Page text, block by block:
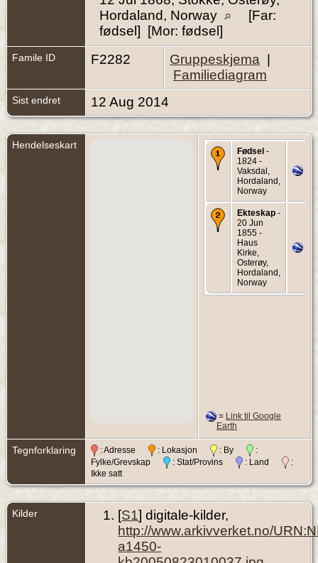
Hordaland, Norway
[Far:
fødsel] [Mor: fødsel]
Famile ID F2282 Gruppeskjema
Familiediagram
Sist endret 12 Aug 2014
Hendelseskart
Fødsel -
1824 -
Vaksdal,
Hordaland,
Norway
Ekteskap -
20 Jun
1855 -
Haus
Kirke,
Osterøy,
Hordaland,
Norway
= Link til Google
Earth
Tegnforklaring : Adresse : Lokasjon : By
:
Fylke/Grevskap
: Stat/Provins : Land
:
Ikke satt
Kilder [S1] digitale-kilder,
http://www.arkivverket.no/
a1450-